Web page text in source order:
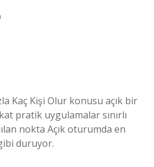
Kaç Kişi Olur konusu açık bir
pratik uygulamalar sınırlı
nokta Açık oturumda en
duruyor.